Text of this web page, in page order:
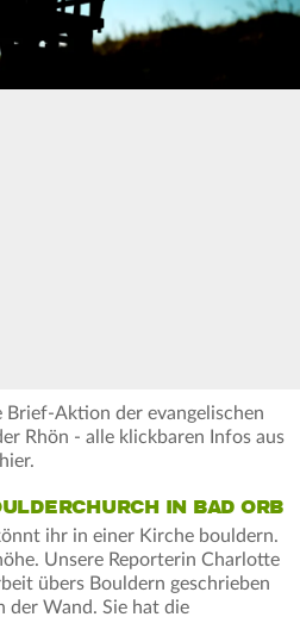
Brief-Aktion der evangelischen
Rhön - alle klickbaren Infos aus
IN BAD ORB
ihr in einer Kirche bouldern.
Unsere Reporterin Charlotte
übers Bouldern geschrieben
der Wand. Sie hat die